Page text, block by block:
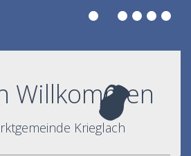
Willkommen
Krieglach